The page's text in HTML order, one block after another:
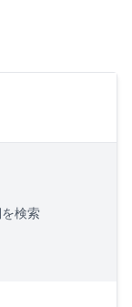
検索